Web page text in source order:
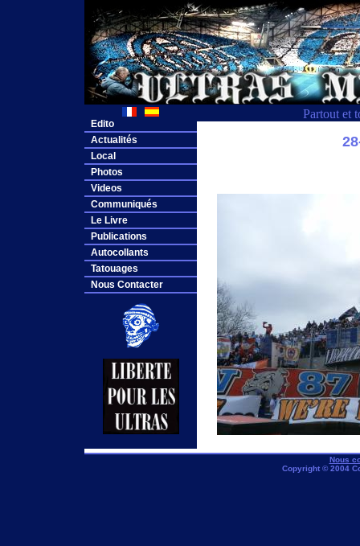
Partout et
Edito
Actualités
Local
Photos
Videos
Communiqués
Le Livre
Publications
Autocollants
Tatouages
Nous Contacter
Nous
Copyright © 2004